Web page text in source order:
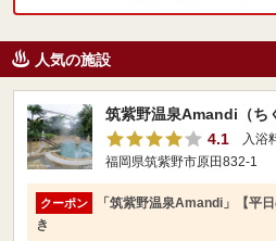
人気の施設
筑紫野温泉Amandi（ち
4.1
入浴
福岡県筑紫野市原田832-1
クーポン
「筑紫野温泉Amandi」【平
き